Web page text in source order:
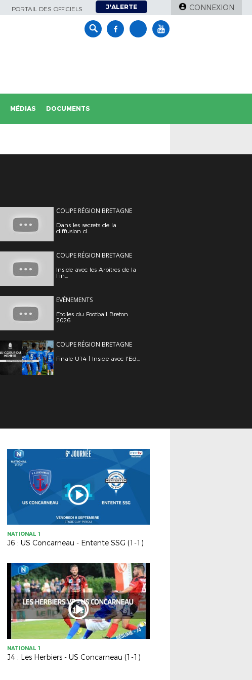
PORTAIL DES OFFICIELS J'ALERTE CONNEXION
MÉDIAS DOCUMENTS
COUPE RÉGION BRETAGNE
Dans les secrets de la
diffusion d...
COUPE RÉGION BRETAGNE
Inside avec les Arbitres de la
Fin...
EVÉNEMENTS
Etoiles du Football Breton
2026
COUPE RÉGION BRETAGNE
Finale U14 | Inside avec l'Ed...
NATIONAL 1
J6 : US Concarneau - Entente SSG (1-1)
NATIONAL 1
J4 : Les Herbiers - US Concarneau (1-1)